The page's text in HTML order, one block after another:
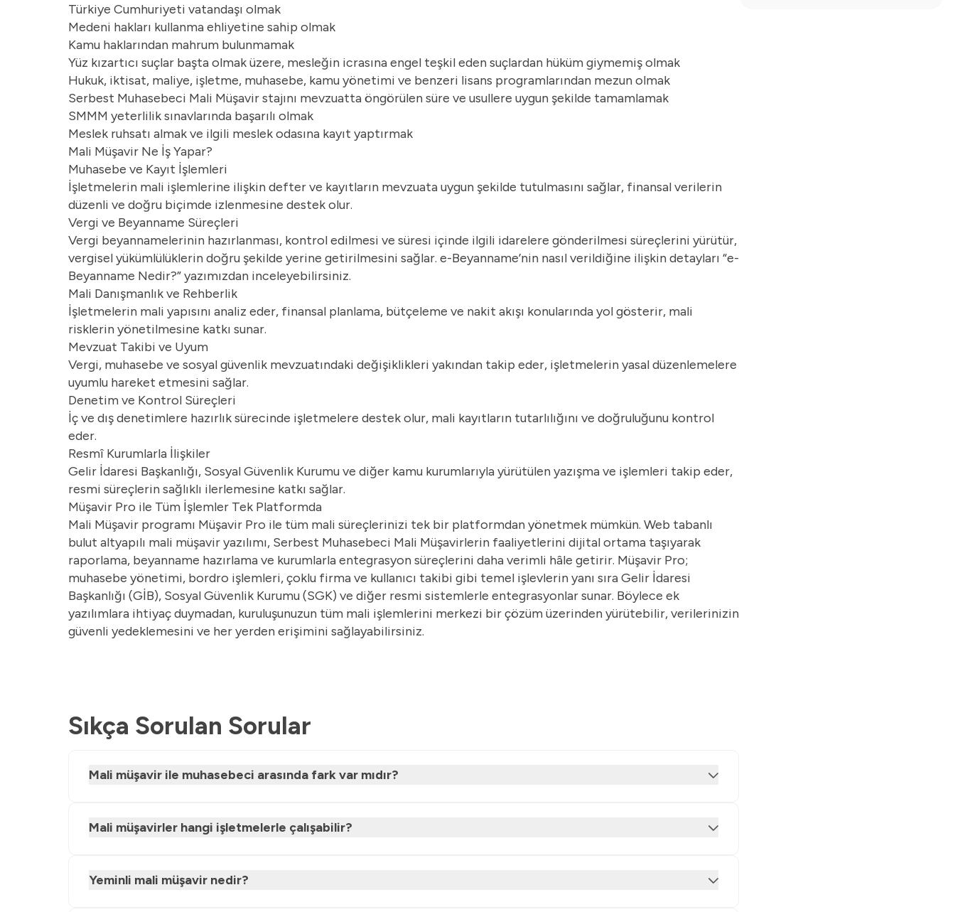
Türkiye Cumhuriyeti vatandaşı olmak
Medeni hakları kullanma ehliyetine sahip olmak
Kamu haklarından mahrum bulunmamak
Yüz kızartıcı suçlar başta olmak üzere, mesleğin icrasına engel teşkil eden suçlardan hüküm giymemiş olmak
Hukuk, iktisat, maliye, işletme, muhasebe, kamu yönetimi ve benzeri lisans programlarından mezun olmak
Serbest Muhasebeci Mali Müşavir stajını mevzuatta öngörülen süre ve usullere uygun şekilde tamamlamak
SMMM yeterlilik sınavlarında başarılı olmak
Meslek ruhsatı almak ve ilgili meslek odasına kayıt yaptırmak
Mali Müşavir Ne İş Yapar?
Muhasebe ve Kayıt İşlemleri
İşletmelerin mali işlemlerine ilişkin defter ve kayıtların mevzuata uygun şekilde tutulmasını sağlar, finansal verilerin
düzenli ve doğru biçimde izlenmesine destek olur.
Vergi ve Beyanname Süreçleri
Vergi beyannamelerinin hazırlanması, kontrol edilmesi ve süresi içinde ilgili idarelere gönderilmesi süreçlerini yürütür,
vergisel yükümlülüklerin doğru şekilde yerine getirilmesini sağlar. e-Beyanname’nin nasıl verildiğine ilişkin detayları “e-
Beyanname Nedir?” yazımızdan inceleyebilirsiniz.
Mali Danışmanlık ve Rehberlik
İşletmelerin mali yapısını analiz eder, finansal planlama, bütçeleme ve nakit akışı konularında yol gösterir, mali
risklerin yönetilmesine katkı sunar.
Mevzuat Takibi ve Uyum
Vergi, muhasebe ve sosyal güvenlik mevzuatındaki değişiklikleri yakından takip eder, işletmelerin yasal düzenlemelere
uyumlu hareket etmesini sağlar.
Denetim ve Kontrol Süreçleri
İç ve dış denetimlere hazırlık sürecinde işletmelere destek olur, mali kayıtların tutarlılığını ve doğruluğunu kontrol
eder.
Resmî Kurumlarla İlişkiler
Gelir İdaresi Başkanlığı, Sosyal Güvenlik Kurumu ve diğer kamu kurumlarıyla yürütülen yazışma ve işlemleri takip eder,
resmi süreçlerin sağlıklı ilerlemesine katkı sağlar.
Müşavir Pro ile Tüm İşlemler Tek Platformda
Mali Müşavir programı Müşavir Pro ile tüm mali süreçlerinizi tek bir platformdan yönetmek mümkün. Web tabanlı
bulut altyapılı mali müşavir yazılımı, Serbest Muhasebeci Mali Müşavirlerin faaliyetlerini dijital ortama taşıyarak
raporlama, beyanname hazırlama ve kurumlarla entegrasyon süreçlerini daha verimli hâle getirir. Müşavir Pro;
muhasebe yönetimi, bordro işlemleri, çoklu firma ve kullanıcı takibi gibi temel işlevlerin yanı sıra Gelir İdaresi
Başkanlığı (GİB), Sosyal Güvenlik Kurumu (SGK) ve diğer resmi sistemlerle entegrasyonlar sunar. Böylece ek
yazılımlara ihtiyaç duymadan, kuruluşunuzun tüm mali işlemlerini merkezi bir çözüm üzerinden yürütebilir, verilerinizin
güvenli yedeklemesini ve her yerden erişimini sağlayabilirsiniz.
Sıkça Sorulan Sorular
Mali müşavir ile muhasebeci arasında fark var mıdır?
Mali müşavirler hangi işletmelerle çalışabilir?
Yeminli mali müşavir nedir?